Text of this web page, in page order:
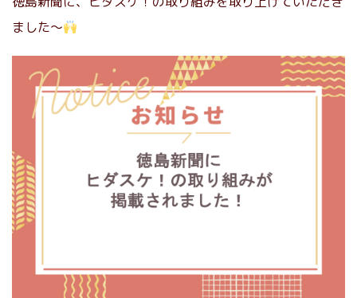
ました〜